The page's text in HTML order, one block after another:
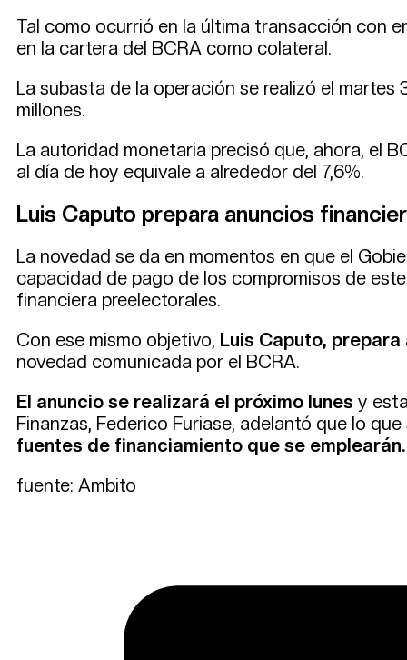
Tal como ocurrió en la última transacción con
en la cartera del BCRA como colateral.
La subasta de la operación se realizó el
millones.
La autoridad monetaria precisó que, ahora, el
al día de hoy equivale a alrededor del 7,6%.
Luis Caputo prepara anuncios
La novedad se da en momentos en que el
capacidad de pago de los compromisos de
financiera preelectorales.
Con ese mismo objetivo, Luis Caputo,
novedad comunicada por el BCRA.
El anuncio se realizará el próximo lunes y
Finanzas, Federico Furiase, adelantó que lo
fuentes de financiamiento que se emplearán.
fuente: Ambito